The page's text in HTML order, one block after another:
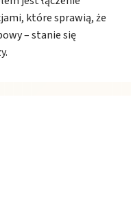
które sprawią, że
– stanie się